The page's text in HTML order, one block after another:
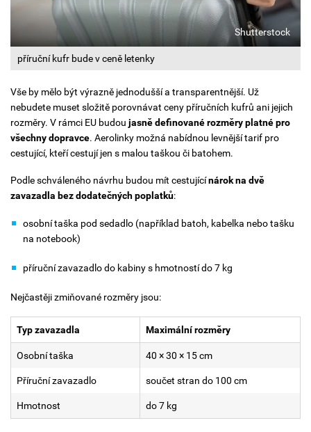
příruční kufr bude v ceně letenky
Shutterstock
Vše by mělo být výrazně jednodušší a transparentnější. Už
nebudete muset složitě porovnávat ceny příručních kufrů ani jejich
rozměry. V rámci EU budou jasně definované rozměry platné pro
všechny dopravce. Aerolinky možná nabídnou levnější tarif pro
cestující, kteří cestují jen s malou taškou či batohem.
Podle schváleného návrhu budou mít cestujícínárok na dvě
zavazadla bez dodatečných poplatků:
osobní taška pod sedadlo (například batoh, kabelka nebo tašku
na notebook)
příruční zavazadlo do kabiny s hmotností do 7 kg
Nejčastěji zmiňované rozměry jsou:
Typ zavazadla Maximální rozměry
Osobní taška 40 × 30 × 15 cm
Příruční zavazadlo součet stran do 100 cm
Hmotnost do 7 kg